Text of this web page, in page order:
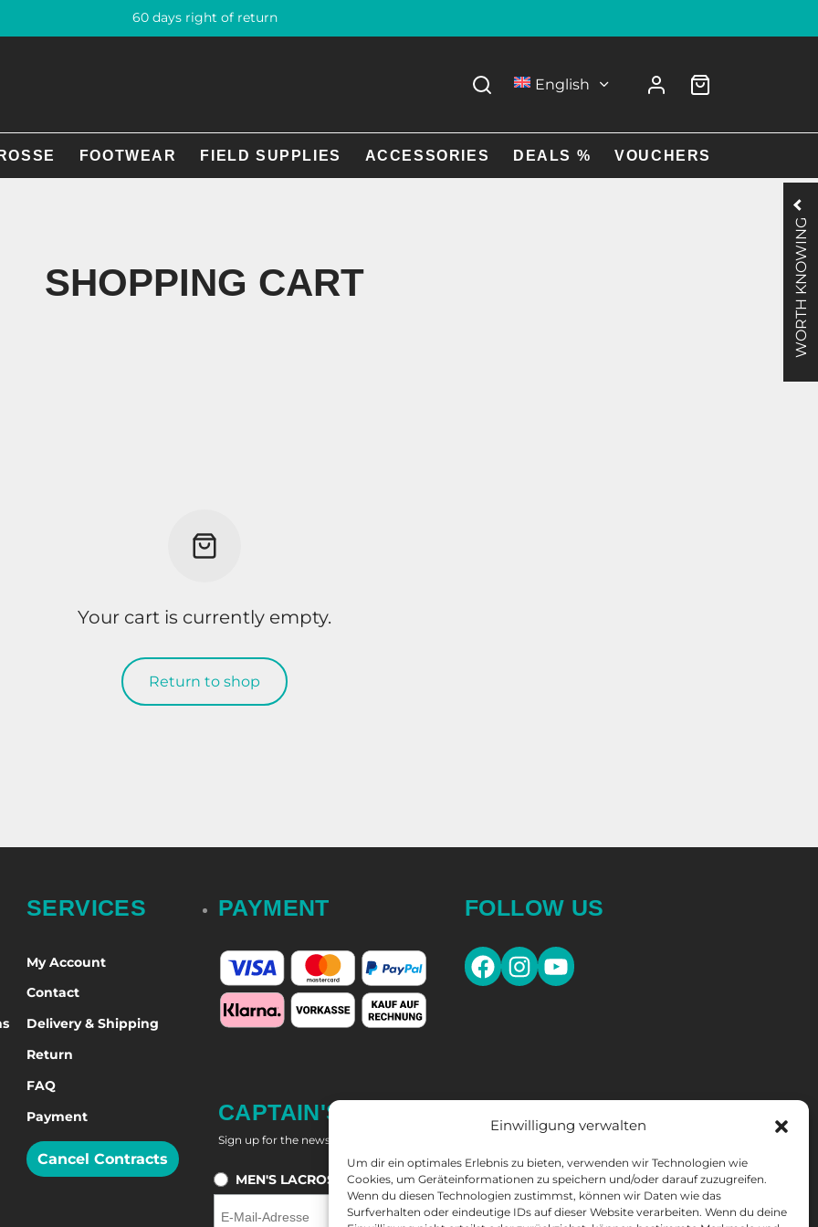
Einwilligung verwalten
Um dir ein optimales Erlebnis zu bieten, verwenden wir Technologien wie
Cookies, um Geräteinformationen zu speichern und/oder darauf zuzugreifen.
Wenn du diesen Technologien zustimmst, können wir Daten wie das
Surfverhalten oder eindeutige IDs auf dieser Website verarbeiten. Wenn du deine
60 days right of return
English
FOOTWEAR FIELD SUPPLIES ACCESSORIES DEALS % VOUCHERS
SHOPPING CART
Your cart is currently empty.
Return to shop
SERVICES
My Account
Contact
Delivery & Shipping
Return
FAQ
Payment
Cancel Contracts
PAYMENT FOLLOW US
CAPTAIN'S NEWSLETTER
Sign up for the newsletter and get
MEN'S LACROSSE WOMEN'S LACROSSE
WORTH KNOWING